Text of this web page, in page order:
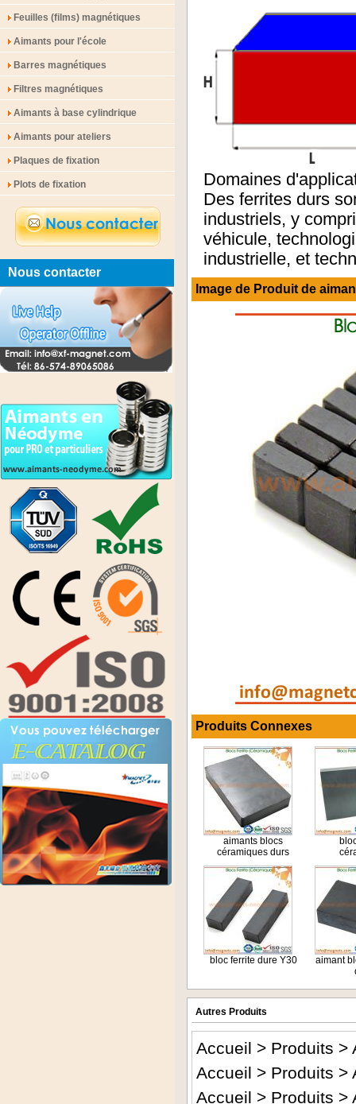
Feuilles (films) magnétiques
Aimants pour l'école
Barres magnétiques
Filtres magnétiques
Aimants à base cylindrique
Aimants pour ateliers
Plaques de fixation
Plots de fixation
Nous contacter
Domaines
Des ferrites durs
industriels, y
véhicule,
industrielle, et
Image de Produit de
Produits Connexes
aimants blocs
céramiques durs
bloc ferrite dure Y30
aimant
Autres Produits
Accueil > Produits >
Accueil > Produits >
Accueil > Produits >